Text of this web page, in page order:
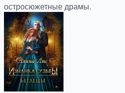
остросюжетные драмы.